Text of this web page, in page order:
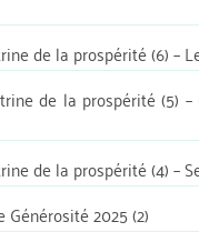
de la prospérité (6) –
de la prospérité (5)
de la prospérité (4) –
Générosité 2025 (2)